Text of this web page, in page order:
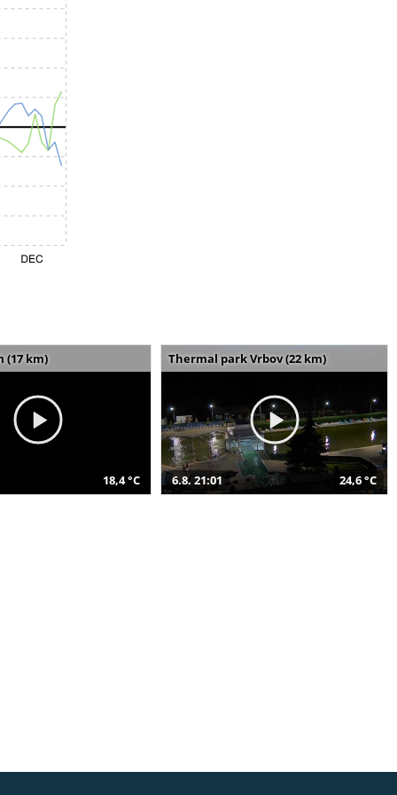
(17 km)
18,4 °C
Thermal park Vrbov (22 km)
6.8. 21:01 24,6 °C